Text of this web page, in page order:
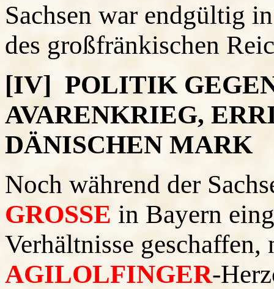
Sachsen war endgültig
des großfränkischen
[IV] POLITIK
AVARENKRIEG,
DÄNISCHEN MARK
Noch während der
GROSSE in Bayern
Verhältnisse geschaffen,
AGILOLFINGER-